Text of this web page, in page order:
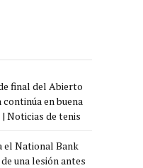
final del Abierto
en buena
Noticias de tenis
el National Bank
una lesión antes